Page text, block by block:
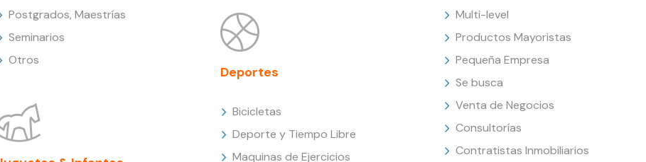
Postgrados, Maestrías
Seminarios
Otros
Deportes
Bicicletas
Deporte y Tiempo Libre
Maquinas de Ejercicios
Multi-level
Productos Mayoristas
Pequeña Empresa
Se busca
Venta de Negocios
Consultorías
Contratistas Inmobiliarios